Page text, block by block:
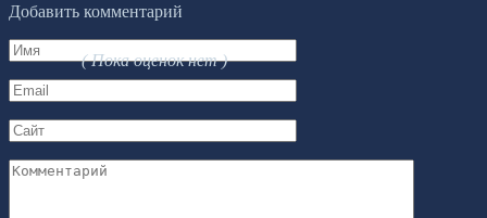
( Пока оценок нет )
Добавить комментарий
Имя
*
Email
*
Сайт
Комментарий